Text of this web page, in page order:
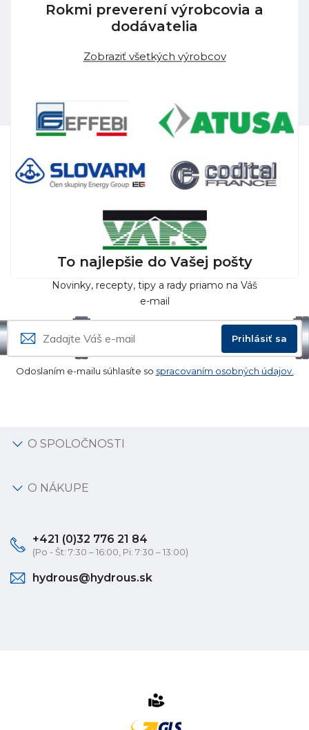
Rokmi preverení výrobcovia a
dodávatelia
Zobraziť všetkých výrobcov
To najlepšie do Vašej pošty
Novinky, recepty, tipy a rady priamo na Váš
e-mail
Prihlásiť sa
Odoslaním e-mailu súhlasíte so spracovaním osobných údajov.
O SPOLOČNOSTI
O NÁKUPE
+421 (0)32 776 21 84
(Po - Št: 7:30 – 16:00, Pi: 7:30 – 13:00)
hydrous@hydrous.sk